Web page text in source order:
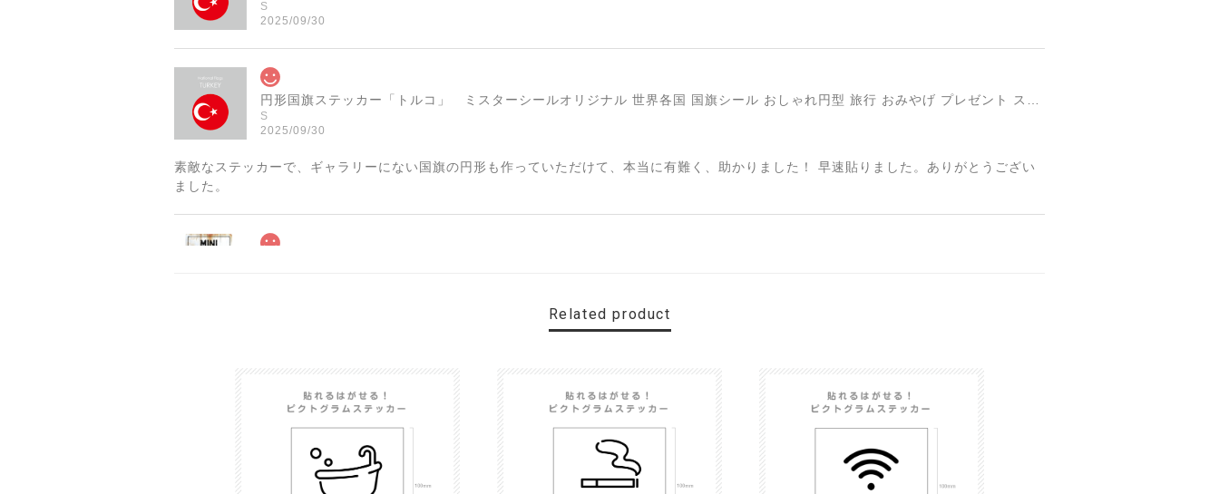
S
2025/09/30
S
2025/09/30
素敵なステッカーで、ギャラリーにない国旗の円形も作っていただけて、本当に有難く、助かりました！ 早速貼りました。ありがとうござい
ました。
2025/04/25
サビ感がとても味がありカッコ良いです。 カ—ポ—トに取り付けたいと思います。
Related product